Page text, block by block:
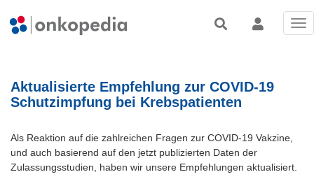
Aktualisierte Empfehlung zur COVID-19
Schutzimpfung bei Krebspatienten
Als Reaktion auf die zahlreichen Fragen zur COVID-19 Vakzine,
und auch basierend auf den jetzt publizierten Daten der
Zulassungsstudien, haben wir unsere Empfehlungen aktualisiert.